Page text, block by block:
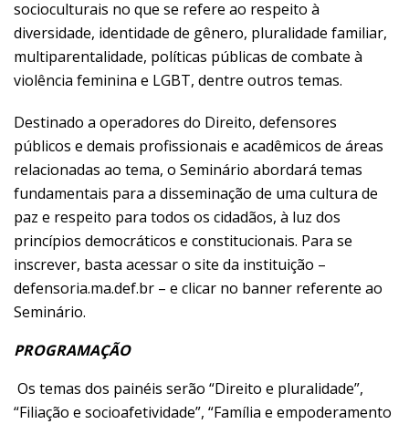
socioculturais no que se refere ao respeito à
diversidade, identidade de gênero, pluralidade familiar,
multiparentalidade, políticas públicas de combate à
violência feminina e LGBT, dentre outros temas.
Destinado a operadores do Direito, defensores
públicos e demais profissionais e acadêmicos de áreas
relacionadas ao tema, o Seminário abordará temas
fundamentais para a disseminação de uma cultura de
paz e respeito para todos os cidadãos, à luz dos
princípios democráticos e constitucionais. Para se
inscrever, basta acessar o site da instituição –
defensoria.ma.def.br – e clicar no banner referente ao
Seminário.
PROGRAMAÇÃO
Os temas dos painéis serão “Direito e pluralidade”,
“Filiação e socioafetividade”, “Família e empoderamento